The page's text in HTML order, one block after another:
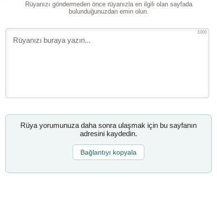
Rüyanızı göndermeden önce rüyanızla en ilgili olan sayfada
bulunduğunuzdan emin olun.
1000
Rüya yorumunuza daha sonra ulaşmak için bu sayfanın
adresini kaydedin.
Bağlantıyı kopyala